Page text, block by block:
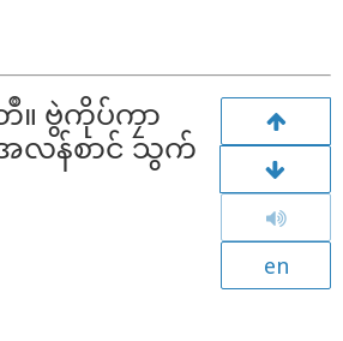
။ ဗွဲကိုပ်ကၠာ
အလန်စာင် သွက်
en